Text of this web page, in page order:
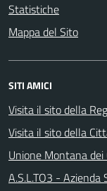
Statistiche
Mappa del Sito
SITI AMICI
Visita il sito della
Visita il sito della
Unione Montana dei
A.S.L.TO3 -